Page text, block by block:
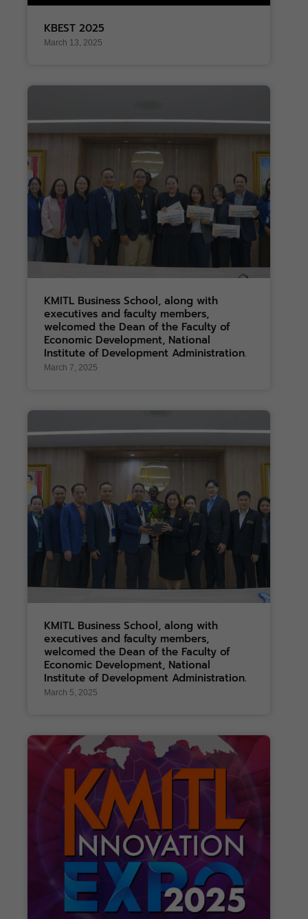
KBEST 2025
March 13, 2025
KMITL Business School, along with
executives and faculty members,
welcomed the Dean of the Faculty of
Economic Development, National
Institute of Development Administration.
March 7, 2025
KMITL Business School, along with
executives and faculty members,
welcomed the Dean of the Faculty of
Economic Development, National
Institute of Development Administration.
March 5, 2025